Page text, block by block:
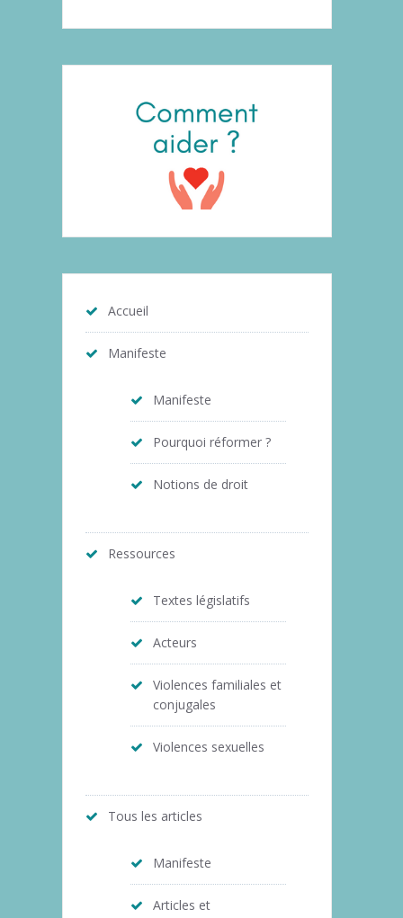
Accueil
Manifeste
Manifeste
Pourquoi réformer ?
Notions de droit
Ressources
Textes législatifs
Acteurs
Violences familiales et
conjugales
Violences sexuelles
Tous les articles
Manifeste
Articles et